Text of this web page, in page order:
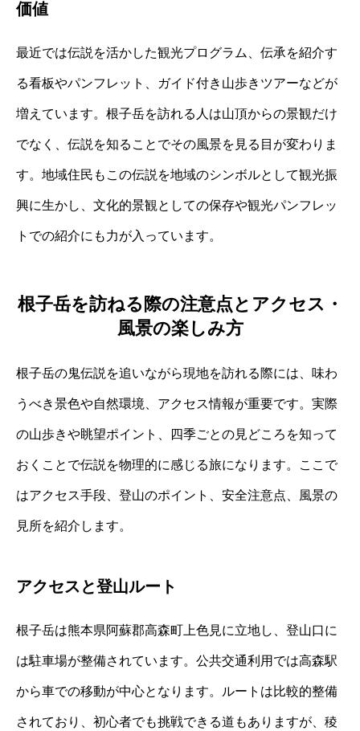
価値
最近では伝説を活かした観光プログラム、伝承を紹介す
る看板やパンフレット、ガイド付き山歩きツアーなどが
増えています。根子岳を訪れる人は山頂からの景観だけ
でなく、伝説を知ることでその風景を見る目が変わりま
す。地域住民もこの伝説を地域のシンボルとして観光振
興に生かし、文化的景観としての保存や観光パンフレッ
トでの紹介にも力が入っています。
根子岳を訪ねる際の注意点とアクセス・
風景の楽しみ方
根子岳の鬼伝説を追いながら現地を訪れる際には、味わ
うべき景色や自然環境、アクセス情報が重要です。実際
の山歩きや眺望ポイント、四季ごとの見どころを知って
おくことで伝説を物理的に感じる旅になります。ここで
はアクセス手段、登山のポイント、安全注意点、風景の
見所を紹介します。
アクセスと登山ルート
根子岳は熊本県阿蘇郡高森町上色見に立地し、登山口に
は駐車場が整備されています。公共交通利用では高森駅
から車での移動が中心となります。ルートは比較的整備
されており、初心者でも挑戦できる道もありますが、稜